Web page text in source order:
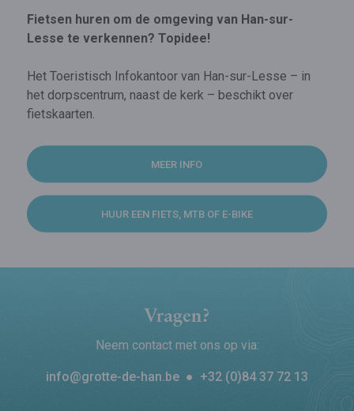
Fietsen huren om de omgeving van Han-sur-
Lesse te verkennen? Topidee!
Het Toeristisch Infokantoor van Han-sur-Lesse – in
het dorpscentrum, naast de kerk – beschikt over
fietskaarten.
MEER INFO
HUUR EEN FIETS, MTB OF E-BIKE
Vragen?
Neem contact met ons op via:
info@grotte-de-han.be ● +32 (0)84 37 72 13